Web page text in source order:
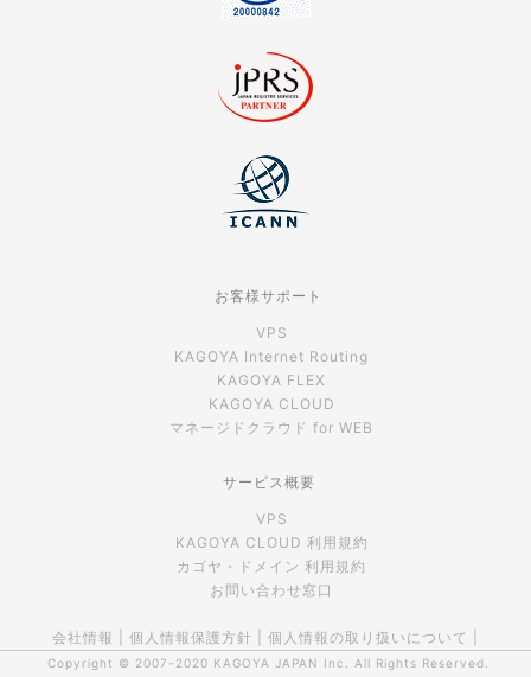
お客様サポート
VPS
KAGOYA Internet Routing
KAGOYA FLEX
KAGOYA CLOUD
マネージドクラウド for WEB
サービス概要
VPS
KAGOYA CLOUD 利用規約
カゴヤ・ドメイン 利用規約
お問い合わせ窓口
会社情報 個人情報保護方針 個人情報の取り扱いについて
Copyright © 2007-2020 KAGOYA JAPAN Inc. All Rights Reserved.